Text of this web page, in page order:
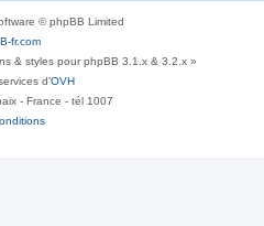
© phpBB Limited
fr.com
& styles pour phpBB 3.1.x & 3.2.x »
d’OVH
- France - tél 1007